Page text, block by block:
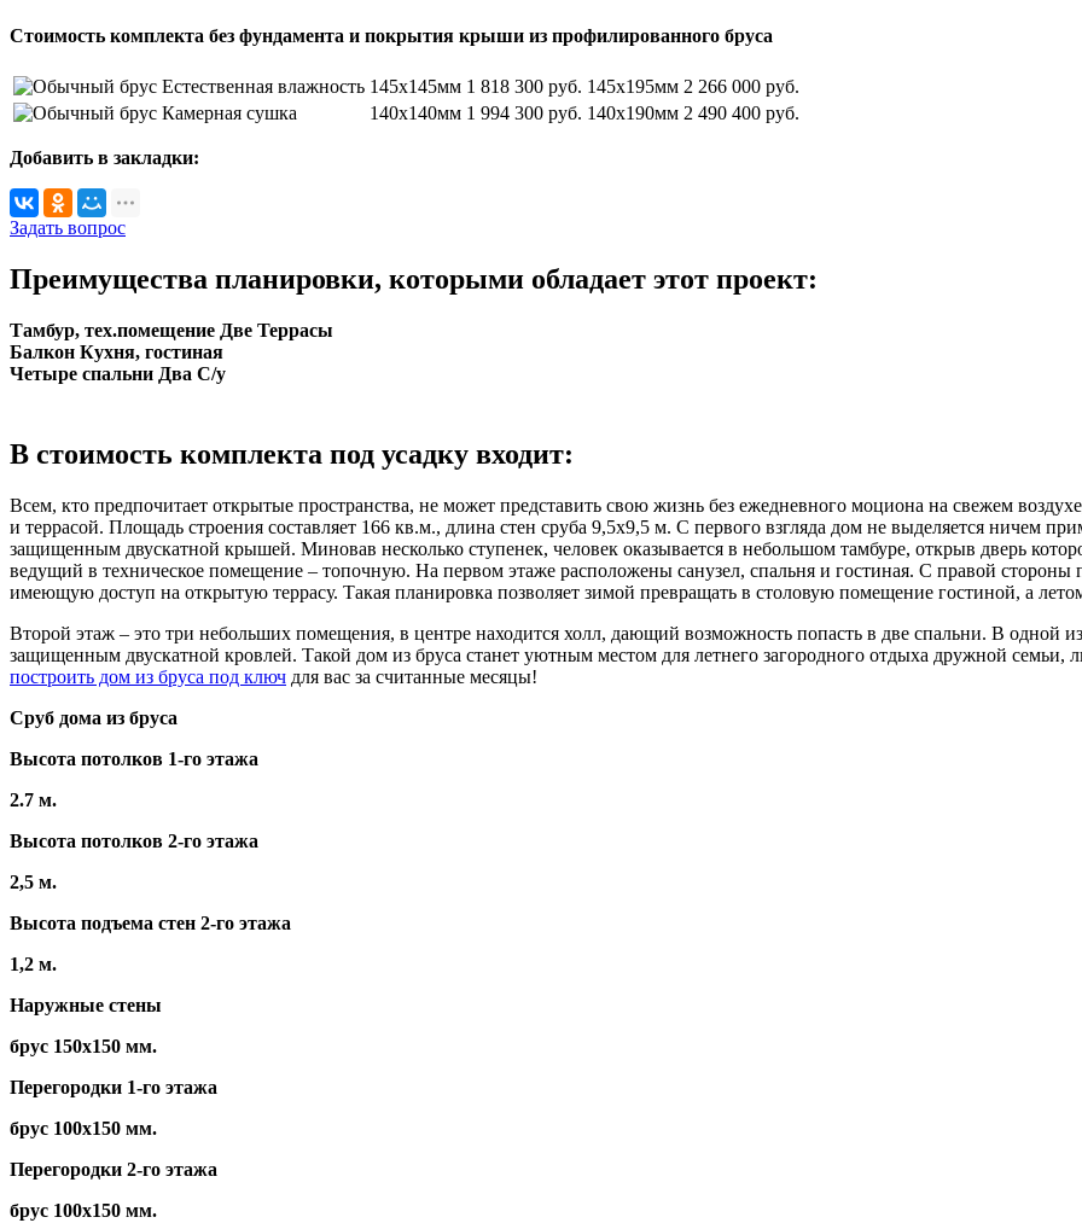
Стоимость комплекта без фундамента и покрытия крыши из профилированного бруса
Естественная влажность 145х145мм 1 818 300 руб. 145х195мм 2 266 000 руб.
Камерная сушка
140х140мм 1 994 300 руб. 140х190мм 2 490 400 руб.
Добавить в закладки:
Задать вопрос
Преимущества планировки, которыми обладает этот проект:
Тамбур, тех.помещение Две Террасы
Балкон Кухня, гостиная
Четыре спальни Два С/у
В стоимость комплекта под усадку входит:
Всем, кто предпочитает открытые пространства, не может представить свою жизнь без ежедневного моциона на свежем
и террасой. Площадь строения составляет 166 кв.м., длина стен сруба 9,5x9,5 м. С первого взгляда дом не выделяется ничем
защищенным двускатной крышей. Миновав несколько ступенек, человек оказывается в небольшом тамбуре, открыв дверь
ведущий в техническое помещение – топочную. На первом этаже расположены санузел, спальня и гостиная. С правой стороны
имеющую доступ на открытую террасу. Такая планировка позволяет зимой превращать в столовую помещение гостиной, а
Второй этаж – это три небольших помещения, в центре находится холл, дающий возможность попасть в две спальни. В одной
защищенным двускатной кровлей. Такой дом из бруса станет уютным местом для летнего загородного отдыха дружной
построить дом из бруса под ключ для вас за считанные месяцы!
Сруб дома из бруса
Высота потолков 1-го этажа
2.7 м.
Высота потолков 2-го этажа
2,5 м.
Высота подъема стен 2-го этажа
1,2 м.
Наружные стены
брус 150х150 мм.
Перегородки 1-го этажа
брус 100х150 мм.
Перегородки 2-го этажа
брус 100х150 мм.